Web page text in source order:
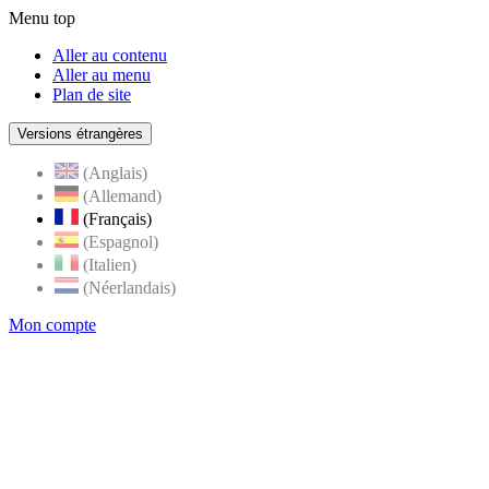
Menu top
Aller au contenu
Aller au menu
Plan de site
Versions étrangères
(Anglais)
(Allemand)
(Français)
(Espagnol)
(Italien)
(Néerlandais)
Mon compte